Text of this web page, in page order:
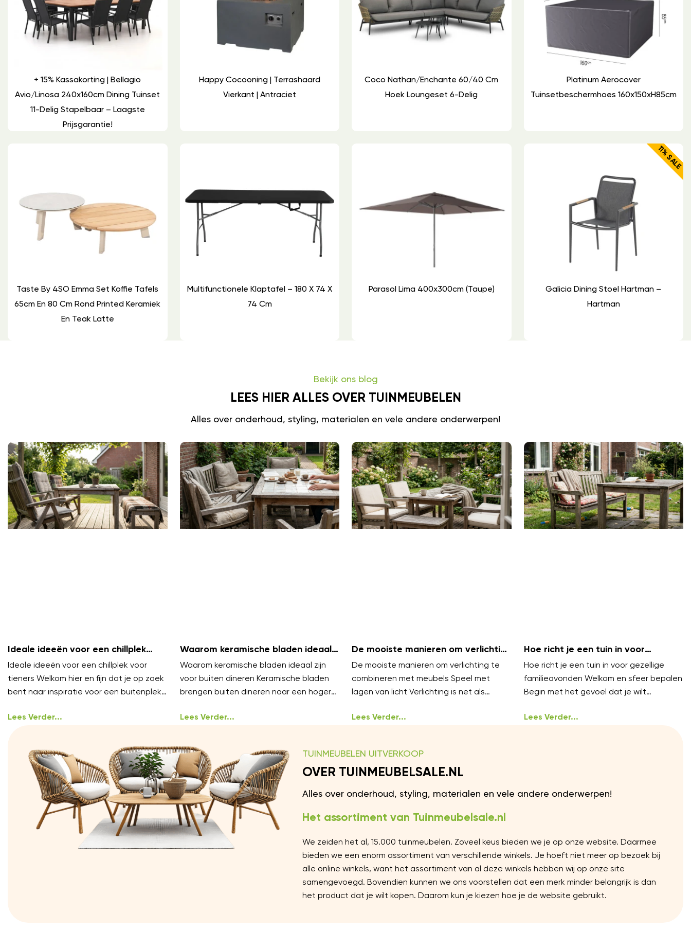
+ 15% Kassakorting | Bellagio
Avio/Linosa 240x160cm Dining Tuinset
11-Delig Stapelbaar – Laagste
Prijsgarantie!
Happy Cocooning | Terrashaard
Vierkant | Antraciet
Coco Nathan/Enchante 60/40 Cm
Hoek Loungeset 6-Delig
Platinum Aerocover
Tuinsetbeschermhoes 160x150xH85cm
Taste By 4SO Emma Set Koffie Tafels
65cm En 80 Cm Rond Printed Keramiek
En Teak Latte
Multifunctionele Klaptafel – 180 X 74 X
74 Cm
Parasol Lima 400x300cm (Taupe)
11% SALE
Galicia Dining Stoel Hartman –
Hartman
Bekijk ons blog
LEES HIER ALLES OVER TUINMEUBELEN
Alles over onderhoud, styling, materialen en vele andere onderwerpen!
Ideale ideeën voor een chillplek
voor tieners
Ideale ideeën voor een chillplek voor
tieners Welkom hier en fijn dat je op zoek
bent naar inspiratie voor een buitenplek
Lees Verder...
Waarom keramische bladen ideaal
zijn voor buiten dineren
Waarom keramische bladen ideaal zijn
voor buiten dineren Keramische bladen
brengen buiten dineren naar een hoger
onder
Lees Verder...
De mooiste manieren om verlichting
te combineren met meubels
De mooiste manieren om verlichting te
combineren met meubels Speel met
lagen van licht Verlichting is net als
Lees Verder...
Hoe richt je een tuin in voor
gezellige familieavonden?
Hoe richt je een tuin in voor gezellige
familieavonden Welkom en sfeer bepalen
Begin met het gevoel dat je wilt
ongedwongen
Lees Verder...
TUINMEUBELEN UITVERKOOP
OVER TUINMEUBELSALE.NL
Alles over onderhoud, styling, materialen en vele andere onderwerpen!
Het assortiment van Tuinmeubelsale.nl
We zeiden het al, 15.000 tuinmeubelen. Zoveel keus bieden we je op onze website. Daarmee
bieden we een enorm assortiment van verschillende winkels. Je hoeft niet meer op bezoek bij
alle online winkels, want het assortiment van al deze winkels hebben wij op onze site
samengevoegd. Bovendien kunnen we ons voorstellen dat een merk minder belangrijk is dan
het product dat je wilt kopen. Daarom kun je kiezen hoe je de website gebruikt.